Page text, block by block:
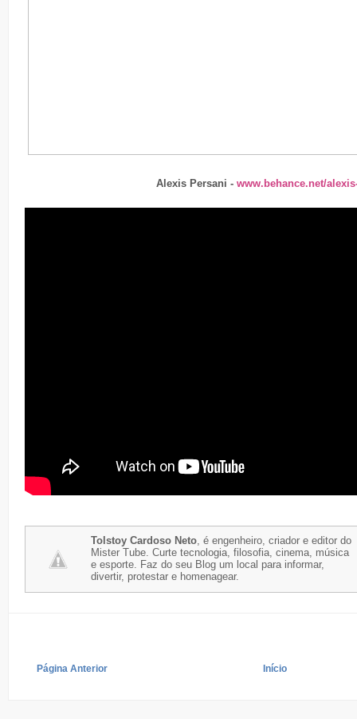
Alexis Persani - www.behance.net/
Tolstoy Cardoso Neto, é engenheiro, criador e editor do
Mister Tube. Curte tecnologia, filosofia, cinema, música
e esporte. Faz do seu Blog um local para informar,
divertir, protestar e homenagear.
Página Anterior Início